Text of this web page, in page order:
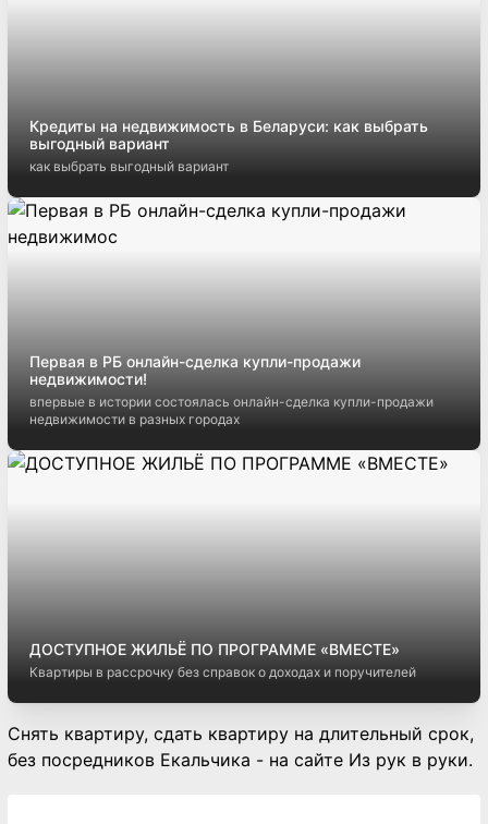
Кредиты на недвижимость в Беларуси: как выбрать
выгодный вариант
как выбрать выгодный вариант
Первая в РБ онлайн-сделка купли-продажи
недвижимости!
впервые в истории состоялась онлайн-сделка купли-продажи
недвижимости в разных городах
ДОСТУПНОЕ ЖИЛЬЁ ПО ПРОГРАММЕ «ВМЕСТЕ»
Квартиры в рассрочку без справок о доходах и поручителей
Снять квартиру, сдать квартиру на длительный срок,
без посредников Екальчика - на сайте Из рук в руки.